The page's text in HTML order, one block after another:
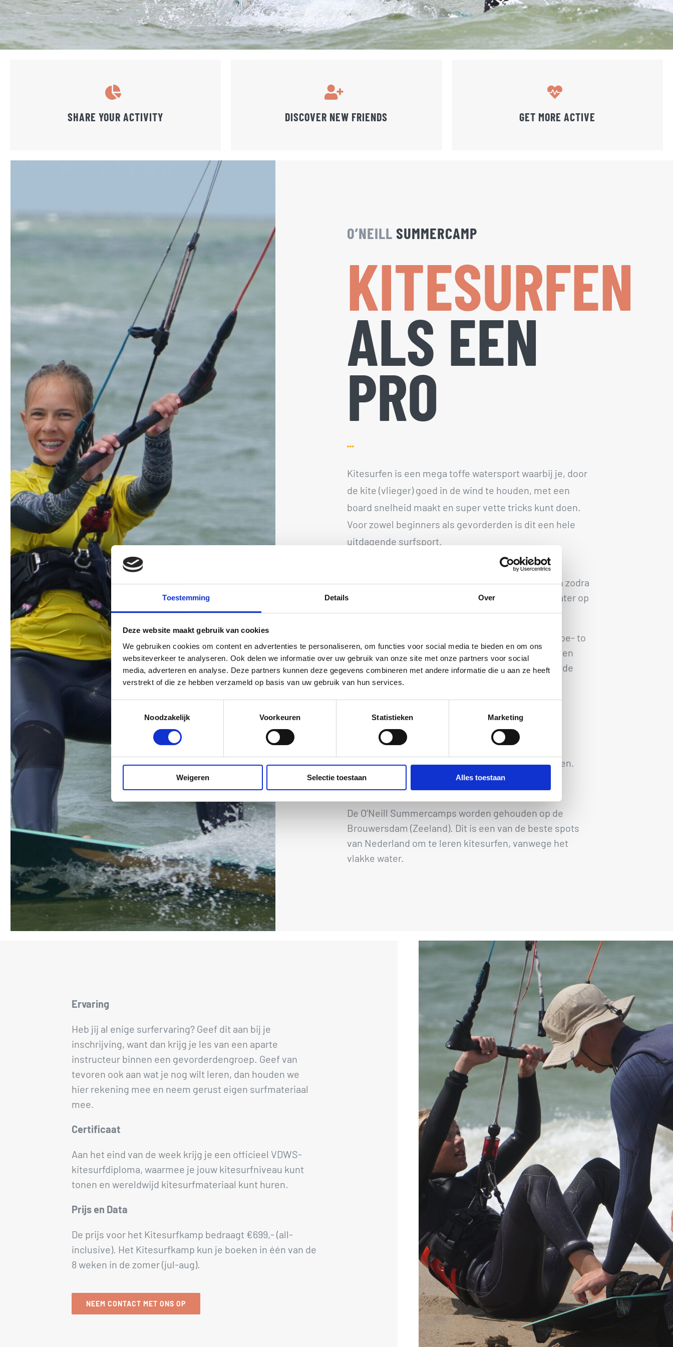
Toestemming Details Over
Deze website maakt gebruik van cookies
We gebruiken cookies om content en advertenties te personaliseren, om functies voor social media te bieden en om ons
websiteverkeer te analyseren. Ook delen we informatie over uw gebruik van onze site met onze partners voor social
media, adverteren en analyse. Deze partners kunnen deze gegevens combineren met andere informatie die u aan ze heeft
verstrekt of die ze hebben verzameld op basis van uw gebruik van hun services.
Noodzakelijk
Voorkeuren Statistieken Marketing
Weigeren Selectie toestaan Alles toestaan
SHARE YOUR ACTIVITY DISCOVER NEW FRIENDS GET MORE ACTIVE
O’NEILL SUMMERCAMP
KITESURFEN
ALS EEN
PRO
Kitesurfen is een mega toffe watersport waarbij je, door
de kite (vlieger) goed in de wind te houden, met een
board snelheid maakt en super vette tricks kunt doen.
Voor zowel beginners als gevorderden is dit een hele
uitdagende surfsport.
Als beginner leer je alles over het optuigen van je
materiaal, de wind, het water en de stromingen en zodra
je de kite onder controle hebt is het tijd om het water op
te gaan!
Ben je geen rookie meer? Dan beginnen we met ‘toe- to
heelside’ bochten, kleine jumps en tricks. In 4 dagen
krijg je zo veel mogelijk les van onze gecertificeerde
instructeurs, mits het weer het toe laat.
Bij alle O’Neill Summercamps is gebruik van alle
surfmaterialen en wetsuit van O’Neill inbegrepen.
Uiteraard kun je eigen kitesurfmateriaal meenemen.
Locatie
De O’Neill Summercamps worden gehouden op de
Brouwersdam (Zeeland). Dit is een van de beste spots
van Nederland om te leren kitesurfen, vanwege het
vlakke water.
Ervaring
Heb jij al enige surfervaring? Geef dit aan bij je
inschrijving, want dan krijg je les van een aparte
instructeur binnen een gevorderdengroep. Geef van
tevoren ook aan wat je nog wilt leren, dan houden we
hier rekening mee en neem gerust eigen surfmateriaal
mee.
Certificaat
Aan het eind van de week krijg je een officieel VDWS-
kitesurfdiploma, waarmee je jouw kitesurfniveau kunt
tonen en wereldwijd kitesurfmateriaal kunt huren.
Prijs en Data
De prijs voor het Kitesurfkamp bedraagt €699,- (all-
inclusive). Het Kitesurfkamp kun je boeken in één van de
8 weken in de zomer (jul-aug).
NEEM CONTACT MET ONS OP